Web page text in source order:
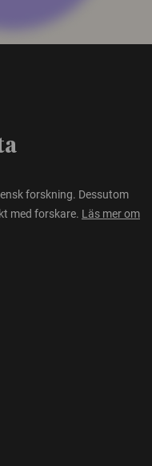
forskning. Dessutom
med forskare. Läs mer om